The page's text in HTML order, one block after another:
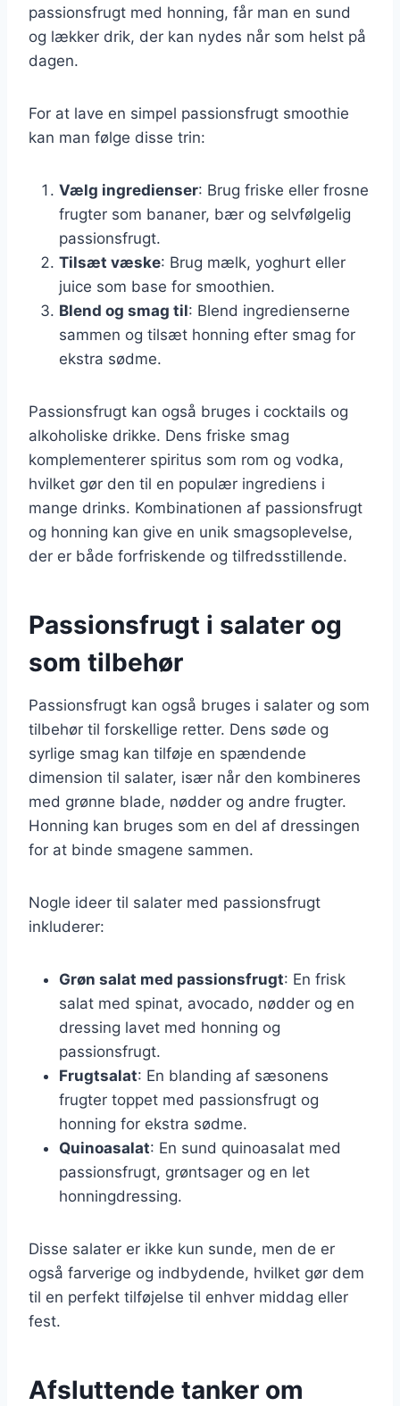
passionsfrugt med honning, får man en sund
og lækker drik, der kan nydes når som helst på
dagen.
For at lave en simpel passionsfrugt smoothie
kan man følge disse trin:
Vælg ingredienser: Brug friske eller frosne
frugter som bananer, bær og selvfølgelig
passionsfrugt.
Tilsæt væske: Brug mælk, yoghurt eller
juice som base for smoothien.
Blend og smag til: Blend ingredienserne
sammen og tilsæt honning efter smag for
ekstra sødme.
Passionsfrugt kan også bruges i cocktails og
alkoholiske drikke. Dens friske smag
komplementerer spiritus som rom og vodka,
hvilket gør den til en populær ingrediens i
mange drinks. Kombinationen af passionsfrugt
og honning kan give en unik smagsoplevelse,
der er både forfriskende og tilfredsstillende.
Passionsfrugt i salater og
som tilbehør
Passionsfrugt kan også bruges i salater og som
tilbehør til forskellige retter. Dens søde og
syrlige smag kan tilføje en spændende
dimension til salater, især når den kombineres
med grønne blade, nødder og andre frugter.
Honning kan bruges som en del af dressingen
for at binde smagene sammen.
Nogle ideer til salater med passionsfrugt
inkluderer:
Grøn salat med passionsfrugt: En frisk
salat med spinat, avocado, nødder og en
dressing lavet med honning og
passionsfrugt.
Frugtsalat: En blanding af sæsonens
frugter toppet med passionsfrugt og
honning for ekstra sødme.
Quinoasalat: En sund quinoasalat med
passionsfrugt, grøntsager og en let
honningdressing.
Disse salater er ikke kun sunde, men de er
også farverige og indbydende, hvilket gør dem
til en perfekt tilføjelse til enhver middag eller
fest.
Afsluttende tanker om